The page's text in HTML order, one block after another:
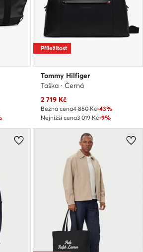
Příležitost
Tommy Hilfiger
Taška · Černá
Aktuální cena
2 719 Kč
Běžná cena4 850 Kč-43%
Nejnižší cena3 019 Kč-9%